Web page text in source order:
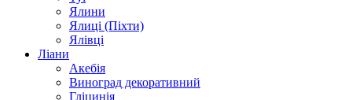
Ялини
Ялиці (Піхти)
Ялівці
Ліани
Акебія
Виноград декоративний
Гліцинія